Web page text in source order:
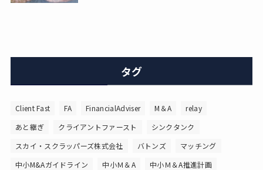
タグ
Client Fast FA FinancialAdviser M＆A
relay
あと継ぎ
クライアントファースト
シンクタンク
スカイ・スクラッパーズ株式会社
バトンズ
マッチング
中小M&Aガイドライン
中小Ｍ＆A
中小Ｍ＆A推進計画